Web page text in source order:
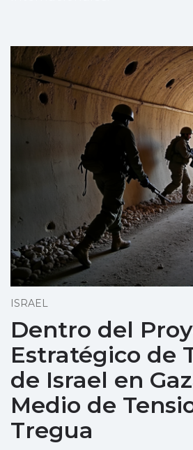
ISRAEL
Dentro del
Estratégico de
de Israel en
Medio de
Tregua